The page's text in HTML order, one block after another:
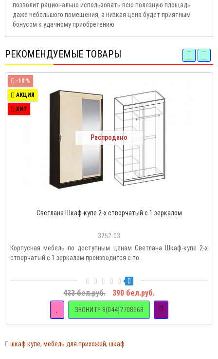
позволит рационально использовать всю полезную площадь
даже небольшого помещения, а низкая цена будет приятным
бонусом к удачному приобретению.
РЕКОМЕНДУЕМЫЕ ТОВАРЫ
-10 %
АКЦИЯ
ХИТ
Распродано
Светлана Шкаф-купе 2-х створчатый с 1 зеркалом
3252-03
Корпусная мебель по доступным ценам Светлана Шкаф-купе 2-х
створчатый с 1 зеркалом производится с по..
0
433 бел.руб. 390 бел.руб.
ЗВОНИТЕ 8(044)7708668
шкаф купе, мебель для прихожей, шкаф